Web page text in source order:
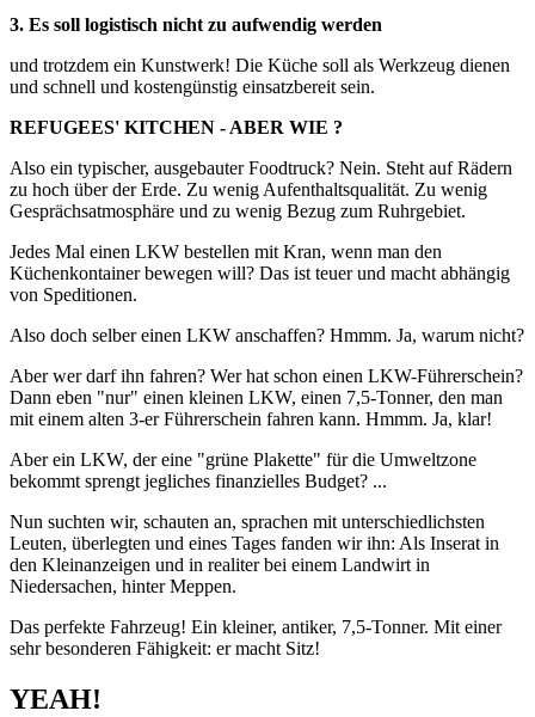
3. Es soll logistisch nicht zu aufwendig werden
und trotzdem ein Kunstwerk! Die Küche soll als Werkzeug dienen
und schnell und kostengünstig einsatzbereit sein.
REFUGEES' KITCHEN - ABER WIE ?
Also ein typischer, ausgebauter Foodtruck? Nein. Steht auf Rädern
zu hoch über der Erde. Zu wenig Aufenthaltsqualität. Zu wenig
Gesprächsatmosphäre und zu wenig Bezug zum Ruhrgebiet.
Jedes Mal einen LKW bestellen mit Kran, wenn man den
Küchenkontainer bewegen will? Das ist teuer und macht abhängig
von Speditionen.
Also doch selber einen LKW anschaffen? Hmmm. Ja, warum nicht?
Aber wer darf ihn fahren? Wer hat schon einen LKW-Führerschein?
Dann eben "nur" einen kleinen LKW, einen 7,5-Tonner, den man
mit einem alten 3-er Führerschein fahren kann. Hmmm. Ja, klar!
Aber ein LKW, der eine "grüne Plakette" für die Umweltzone
bekommt sprengt jegliches finanzielles Budget? ...
Nun suchten wir, schauten an, sprachen mit unterschiedlichsten
Leuten, überlegten und eines Tages fanden wir ihn: Als Inserat in
den Kleinanzeigen und in realiter bei einem Landwirt in
Niedersachen, hinter Meppen.
Das perfekte Fahrzeug! Ein kleiner, antiker, 7,5-Tonner. Mit einer
sehr besonderen Fähigkeit: er macht Sitz!
YEAH!